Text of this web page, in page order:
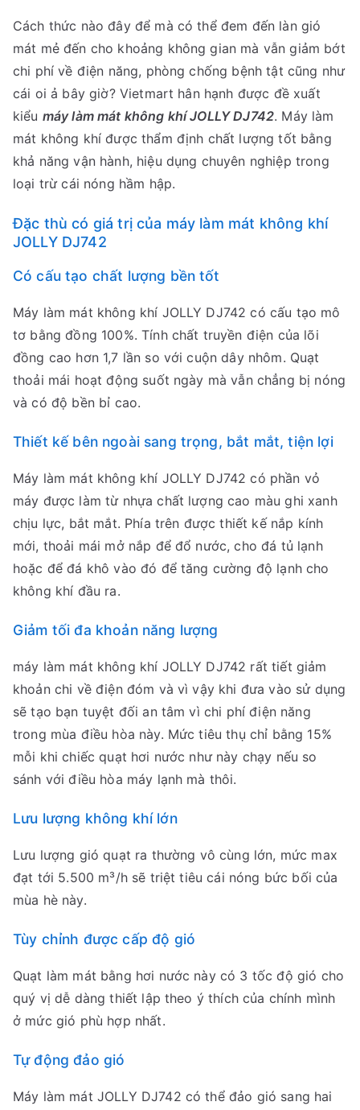
Cách thức nào đây để mà có thể đem đến làn gió
mát mẻ đến cho khoảng không gian mà vẫn giảm bớt
chi phí về điện năng, phòng chống bệnh tật cũng như
cái oi ả bây giờ? Vietmart hân hạnh được đề xuất
kiểu máy làm mát không khí JOLLY DJ742. Máy làm
mát không khí được thẩm định chất lượng tốt bằng
khả năng vận hành, hiệu dụng chuyên nghiệp trong
loại trừ cái nóng hầm hập.
Đặc thù có giá trị của máy làm mát không khí
JOLLY DJ742
Có cấu tạo chất lượng bền tốt
Máy làm mát không khí JOLLY DJ742 có cấu tạo mô
tơ bằng đồng 100%. Tính chất truyền điện của lõi
đồng cao hơn 1,7 lần so với cuộn dây nhôm. Quạt
thoải mái hoạt động suốt ngày mà vẫn chẳng bị nóng
và có độ bền bỉ cao.
Thiết kế bên ngoài sang trọng, bắt mắt, tiện lợi
Máy làm mát không khí JOLLY DJ742 có phần vỏ
máy được làm từ nhựa chất lượng cao màu ghi xanh
chịu lực, bắt mắt. Phía trên được thiết kế nắp kính
mới, thoải mái mở nắp để đổ nước, cho đá tủ lạnh
hoặc để đá khô vào đó để tăng cường độ lạnh cho
không khí đầu ra.
Giảm tối đa khoản năng lượng
máy làm mát không khí JOLLY DJ742 rất tiết giảm
khoản chi về điện đóm và vì vậy khi đưa vào sử dụng
sẽ tạo bạn tuyệt đối an tâm vì chi phí điện năng
trong mùa điều hòa này. Mức tiêu thụ chỉ bằng 15%
mỗi khi chiếc quạt hơi nước như này chạy nếu so
sánh với điều hòa máy lạnh mà thôi.
Lưu lượng không khí lớn
Lưu lượng gió quạt ra thường vô cùng lớn, mức max
đạt tới 5.500 m³/h sẽ triệt tiêu cái nóng bức bối của
mùa hè này.
Tùy chỉnh được cấp độ gió
Quạt làm mát bằng hơi nước này có 3 tốc độ gió cho
quý vị dễ dàng thiết lập theo ý thích của chính mình
ở mức gió phù hợp nhất.
Tự động đảo gió
Máy làm mát JOLLY DJ742 có thể đảo gió sang hai